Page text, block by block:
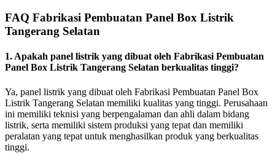
FAQ Fabrikasi Pembuatan Panel Box Listrik
Tangerang Selatan
1. Apakah panel listrik yang dibuat oleh Fabrikasi Pembuatan
Panel Box Listrik Tangerang Selatan berkualitas tinggi?
Ya, panel listrik yang dibuat oleh Fabrikasi Pembuatan Panel Box
Listrik Tangerang Selatan memiliki kualitas yang tinggi. Perusahaan
ini memiliki teknisi yang berpengalaman dan ahli dalam bidang
listrik, serta memiliki sistem produksi yang tepat dan memiliki
peralatan yang tepat untuk menghasilkan produk yang berkualitas
tinggi.